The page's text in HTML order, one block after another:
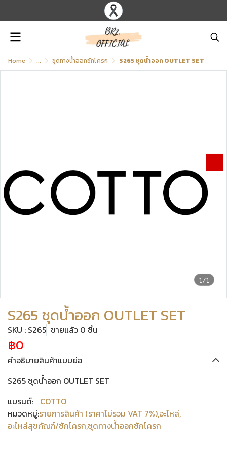
Home ... ชุดทางน้ำออกชักโครก S265 ชุดน้ำออก OUTLET SET
1/1
S265 ชุดน้ำออก OUTLET SET
SKU : S265 ขายแล้ว 0 ชิ้น
฿0
คำอธิบายสินค้าแบบย่อ
S265 ชุดน้ำออก OUTLET SET
แบรนด์: COTTO
หมวดหมู่:รายการสินค้า (ราคาไม่รวม VAT 7%),อะไหล่,
อะไหล่สุขภัณฑ์/ชักโครก,ชุดทางน้ำออกชักโครก